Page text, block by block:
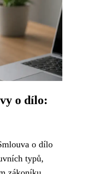
o dílo:
o dílo
typů,